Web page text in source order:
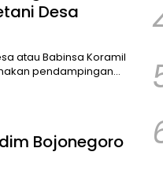
Desa
atau Babinsa Koramil
pendampingan…
Bojonegoro